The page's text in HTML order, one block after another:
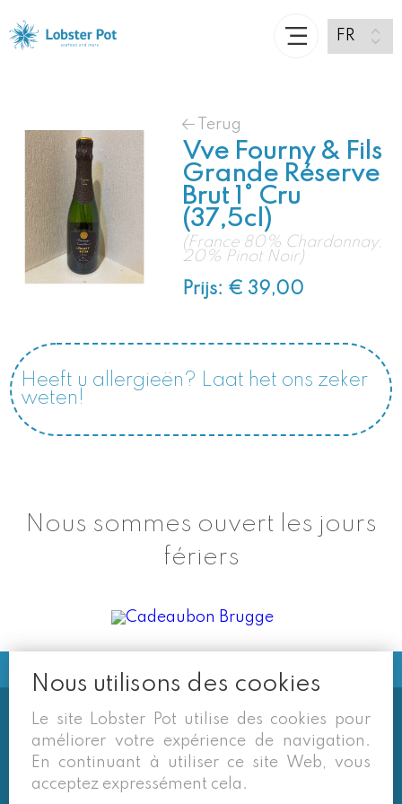
Terug
Vve Fourny & Fils
Grande Réserve
Brut 1° Cru
(37,5cl)
(France 80% Chardonnay,
20% Pinot Noir)
Prijs: € 39,00
Heeft u allergieën? Laat het ons zeker
weten!
Nous sommes ouvert les jours
fériers
Soms vermelden derden sites
(google/overzichtssites) een tarief dat niet meer
van toepassing is. Enkel de prijzen op onze eigen
Nous utilisons des cookies
Le site Lobster Pot utilise des cookies pour
améliorer votre expérience de navigation.
En continuant à utiliser ce site Web, vous
acceptez expressément cela.